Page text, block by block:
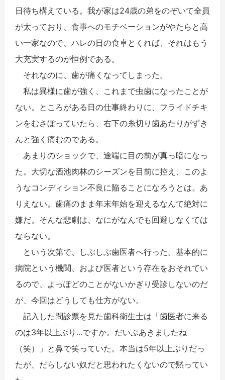
日待ち構えている。我が家は24歳の弟をのぞいて全員
が太っており、食事へのモチベーションがやたらと高
い一家なので、ハレの日の食卓とくれば、それはもう
大充実するのが恒例である。
それなのに、歯が痛くなってしまった。
私は異様に歯が強く、これまで虫歯になったことが
ない。ところがある日の仕事終わりに、フライドチキ
ンをむさぼっていたら、右下の糸切り歯あたりがずき
んと強く痛むのである。
あまりのショックで、途端に目の前が真っ暗になっ
た。大切な酒池肉林のシーズンを目前に控え、このよ
うなコンディション不良に陥ることになろうとは。あ
りえない。歯痛のまま年末年始を迎えるなんて絶対に
嫌だ。そんな悲劇は、なにがなんでも回避しなくては
ならない。
という次第で、しぶしぶ歯医者へ行った。基本的に
病院という機関、および医者という存在をおそれてい
るので、よっぽどのことがないかぎり受診しないのだ
が、今回はどうしても仕方がない。
記入した問診票を見た歯科衛生士は「歯医者に来る
のは3年以上ぶり...ですか。だいぶあきましたね
（笑）」と鼻で笑っていた。本当は5年以上ぶりだっ
たが、だらしない奴だと思われたくないので黙ってい